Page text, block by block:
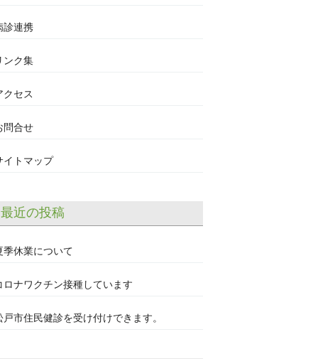
診連携
ンク集
クセス
問合せ
イトマップ
最近の投稿
季休業について
ロナワクチン接種しています
戸市住民健診を受け付けできます。